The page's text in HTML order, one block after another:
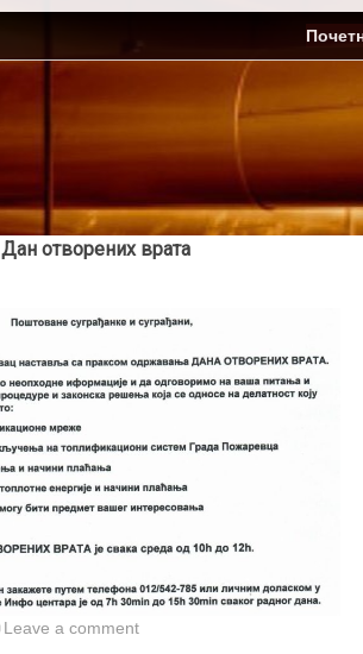
Дан отворених врата
Leave a comment